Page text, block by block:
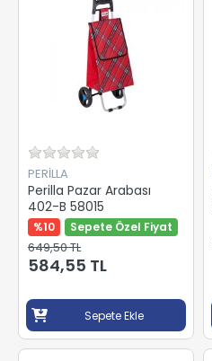
PERİLLA
Perilla Pazar Arabası
402-B 58015
%10 Sepete Özel Fiyat
649,50 TL
584,55 TL
Sepete Ekle